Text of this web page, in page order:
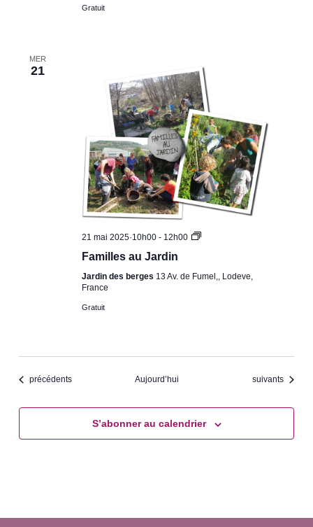
Gratuit
MER
21
21 mai 2025·10h00- 12h00
Familles
Familles au Jardin
Jardin des berges 13 Av. de Fumel,, Lodeve,
France
Gratuit
Évènements
précédents Aujourd’hui Évènements
suivants
S’abonner au calendrier